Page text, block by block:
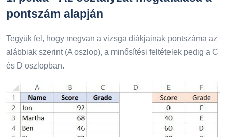
pontszám alapján
Tegyük fel, hogy megvan a vizsga diákjainak pontszáma az
alábbiak szerint (A oszlop), a minősítési feltételek pedig a C
és D oszlopban.